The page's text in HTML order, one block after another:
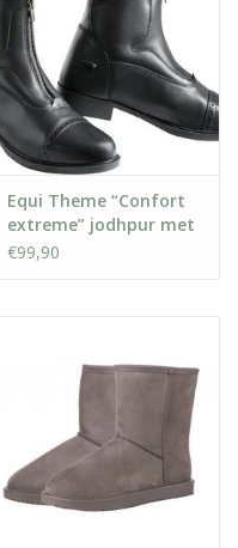
Equi Theme “Confort
extreme” jodhpur met
rits
€99,90